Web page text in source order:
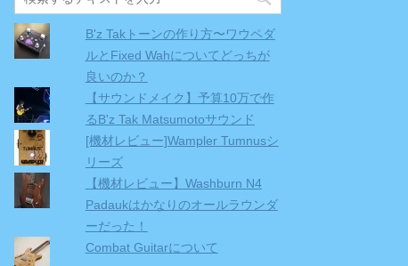
B'z Takトーンの作り方〜ワウペダ
ルとFixed Wahについてどっちが
良いのか？
【サウンドメイク】予算10万で作
るB'z Tak Matsumotoサウンド
[機材レビュー]Wampler Tumnusシ
リーズ
【機材レビュー】Washburn N4
Padaukはかなりのオールラウンダ
ーだった！
Combat Guitarについて